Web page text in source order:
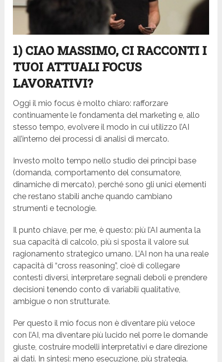
1) CIAO MASSIMO, CI RACCONTI I
TUOI ATTUALI FOCUS
LAVORATIVI?
Oggi il mio focus è molto chiaro: rafforzare
continuamente le fondamenta del marketing e, allo
stesso tempo, evolvere il modo in cui utilizzo l’AI
all’interno dei processi di analisi di mercato.
Investo molto tempo nello studio dei principi base
(domanda, comportamento del consumatore,
dinamiche di mercato), perché sono gli unici elementi
che restano stabili anche quando cambiano
strumenti e tecnologie.
Il punto chiave, per me, è questo: più l’AI aumenta la
sua capacità di calcolo, più si sposta il valore sul
ragionamento strategico umano. L’AI non ha una reale
capacità di “cross reasoning”, cioè di collegare
contesti diversi, interpretare segnali deboli e prendere
decisioni tenendo conto di variabili qualitative,
ambigue o non strutturate.
Per questo il mio focus non è diventare più veloce
con l’AI, ma diventare più lucido nel porre le domande
giuste, costruire modelli interpretativi e dare direzione
ai dati. In sintesi: meno esecuzione, più strategia.